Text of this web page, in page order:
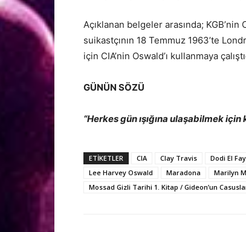
Açıklanan belgeler arasında; KGB’nin
suikastçının 18 Temmuz 1963’te
için CIA’nin Oswald’ı kullanmaya
GÜNÜN SÖZÜ
“Herkes gün ışığına ulaşabilmek
ETİKETLER CIA Clay Travis Dodi El
Lee Harvey Oswald
Maradona Marilyn
Mossad Gizli Tarihi 1. Kitap / Gideon’un